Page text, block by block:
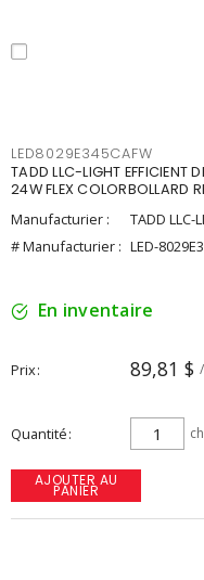
LED8029E345CAFW
TADD LLC-LIGHT EFFICIENT
24W FLEX COLORBOLLARD
Manufacturier :
TADD LLC-
# Manufacturier : LED-
En inventaire
Prix 89,81 $
Quantité ch
AJOUTER AU
PANIER